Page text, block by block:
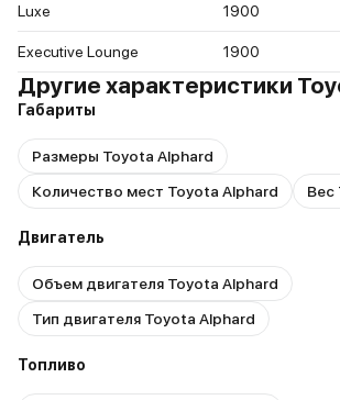
Luxe 1900
Executive Lounge 1900
Другие характеристики
Габариты
Размеры Toyota Alphard
Количество мест Toyota Alphard
Вес
Двигатель
Объем двигателя Toyota Alphard
Тип двигателя Toyota Alphard
Топливо